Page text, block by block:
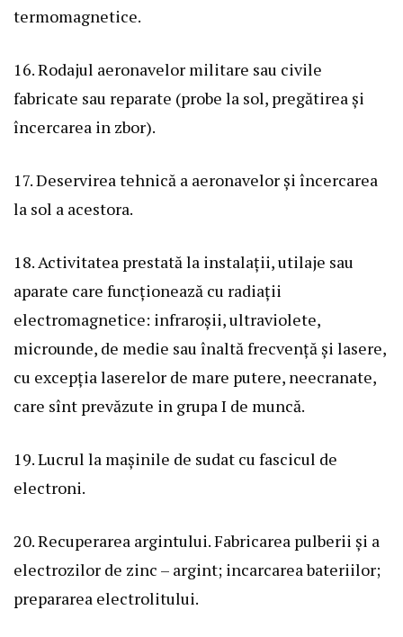
termomagnetice.
16. Rodajul aeronavelor militare sau civile
fabricate sau reparate (probe la sol, pregătirea și
încercarea in zbor).
17. Deservirea tehnică a aeronavelor și încercarea
la sol a acestora.
18. Activitatea prestată la instalații, utilaje sau
aparate care funcționează cu radiații
electromagnetice: infraroșii, ultraviolete,
microunde, de medie sau înaltă frecvență și lasere,
cu excepția laserelor de mare putere, neecranate,
care sînt prevăzute in grupa I de muncă.
19. Lucrul la mașinile de sudat cu fascicul de
electroni.
20. Recuperarea argintului. Fabricarea pulberii și a
electrozilor de zinc – argint; incarcarea bateriilor;
prepararea electrolitului.